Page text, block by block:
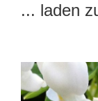
... laden